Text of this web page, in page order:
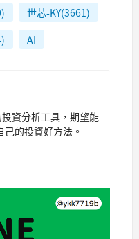
世芯-KY(3661)
AI
資分析工具，期望能
的投資好方法。